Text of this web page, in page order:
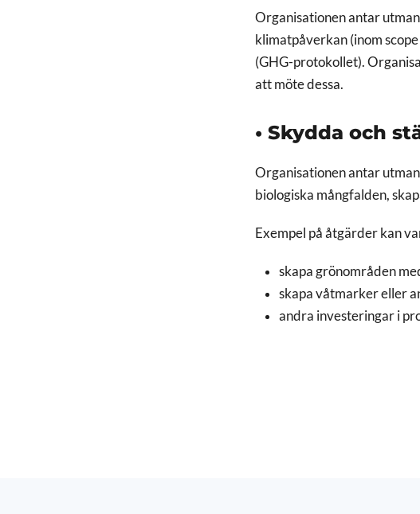
Organisationen antar
klimatpåverkan (inom
(GHG-protokollet).
att möte dessa.
• Skydda och
Organisationen antar
biologiska mångfalden,
Exempel på åtgärder kan
skapa grönområden
skapa våtmarker eller
andra investeringar i